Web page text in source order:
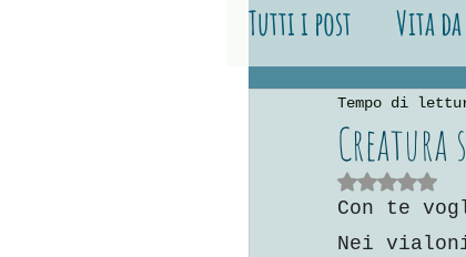
Tutti i post Vita
Vita da editore
Creatura
Tempo di
Valutazione NaN
Con te
Nei